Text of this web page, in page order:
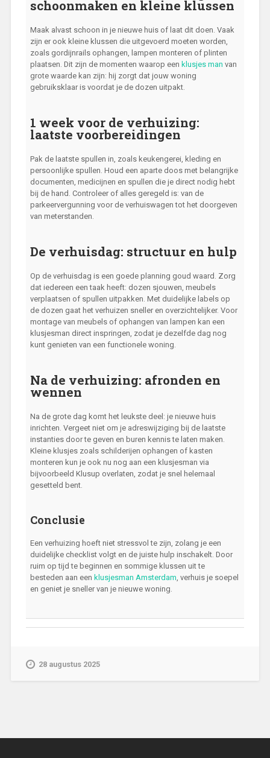
schoonmaken en kleine klussen
Maak alvast schoon in je nieuwe huis of laat dit doen. Vaak
zijn er ook kleine klussen die uitgevoerd moeten worden,
zoals gordijnrails ophangen, lampen monteren of plinten
plaatsen. Dit zijn de momenten waarop een klusjes man van
grote waarde kan zijn: hij zorgt dat jouw woning
gebruiksklaar is voordat je de dozen uitpakt.
1 week voor de verhuizing:
laatste voorbereidingen
Pak de laatste spullen in, zoals keukengerei, kleding en
persoonlijke spullen. Houd een aparte doos met belangrijke
documenten, medicijnen en spullen die je direct nodig hebt
bij de hand. Controleer of alles geregeld is: van de
parkeervergunning voor de verhuiswagen tot het doorgeven
van meterstanden.
De verhuisdag: structuur en hulp
Op de verhuisdag is een goede planning goud waard. Zorg
dat iedereen een taak heeft: dozen sjouwen, meubels
verplaatsen of spullen uitpakken. Met duidelijke labels op
de dozen gaat het verhuizen sneller en overzichtelijker. Voor
montage van meubels of ophangen van lampen kan een
klusjesman direct inspringen, zodat je dezelfde dag nog
kunt genieten van een functionele woning.
Na de verhuizing: afronden en
wennen
Na de grote dag komt het leukste deel: je nieuwe huis
inrichten. Vergeet niet om je adreswijziging bij de laatste
instanties door te geven en buren kennis te laten maken.
Kleine klusjes zoals schilderijen ophangen of kasten
monteren kun je ook nu nog aan een klusjesman via
bijvoorbeeld Klusup overlaten, zodat je snel helemaal
gesetteld bent.
Conclusie
Een verhuizing hoeft niet stressvol te zijn, zolang je een
duidelijke checklist volgt en de juiste hulp inschakelt. Door
ruim op tijd te beginnen en sommige klussen uit te
besteden aan een klusjesman Amsterdam, verhuis je soepel
en geniet je sneller van je nieuwe woning.
28 augustus 2025